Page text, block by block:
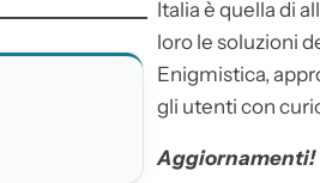
Italia è quella di
loro le soluzioni
Enigmistica,
gli utenti con
Aggiornamenti!